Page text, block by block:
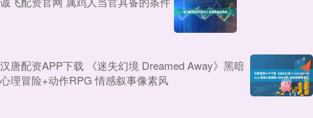
汉唐配资APP下载 《迷失幻境 Dreamed Away》黑暗
心理冒险+动作RPG 情感叙事像素风